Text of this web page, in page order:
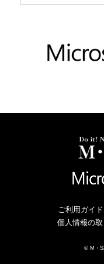
ご利用ガイド
個人情報の
© M・